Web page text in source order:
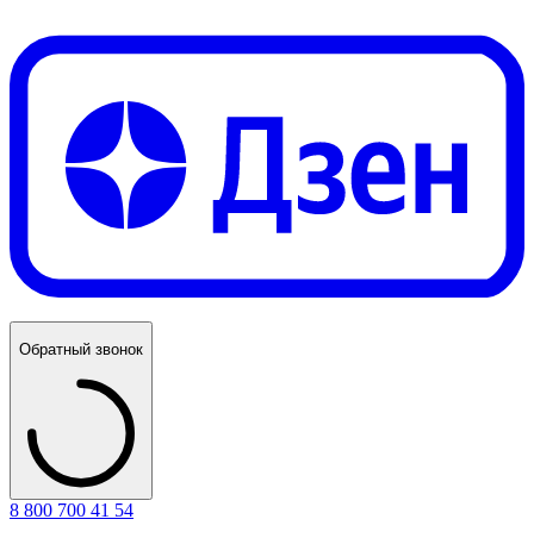
Обратный звонок
8 800 700 41 54